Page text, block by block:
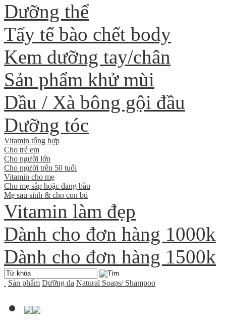
Dưỡng thể
Tẩy tế bào chết body
Kem dưỡng tay/chân
Sản phẩm khử mùi
Dầu / Xà bông gội đầu
Dưỡng tóc
Vitamin tổng hợp
Cho trẻ em
Cho người lớn
Cho người trên 50 tuổi
Vitamin cho mẹ
Cho mẹ sắp hoặc đang bầu
Mẹ sau sinh & cho con bú
Vitamin làm đẹp
Dành cho đơn hàng 1000k
Dành cho đơn hàng 1500k
Sản phẩm Dưỡng da Natural Soaps/ Shampoo